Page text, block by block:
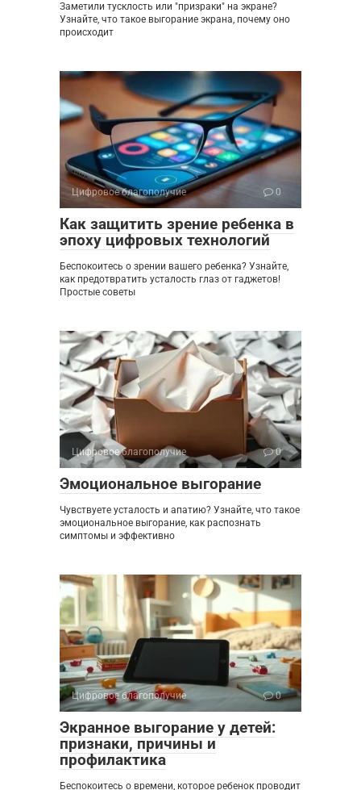
Заметили тусклость или "призраки" на экране?
Узнайте, что такое выгорание экрана, почему оно
происходит
Цифровое благополучие 0
Как защитить зрение ребенка в
эпоху цифровых технологий
Беспокоитесь о зрении вашего ребенка? Узнайте,
как предотвратить усталость глаз от гаджетов!
Простые советы
Цифровое благополучие 0
Эмоциональное выгорание
Чувствуете усталость и апатию? Узнайте, что такое
эмоциональное выгорание, как распознать
симптомы и эффективно
Цифровое благополучие 0
Экранное выгорание у детей:
признаки, причины и
профилактика
Беспокоитесь о времени, которое ребенок проводит